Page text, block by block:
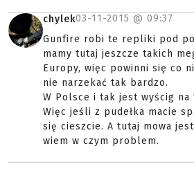
chylek03-11-2015 @ 09:37
Gunfire robi te repliki pod
mamy tutaj jeszcze takich
Europy, więc powinni się co
nie narzekać tak bardzo.
W Polsce i tak jest wyścig na
Więc jeśli z pudełka macie
się cieszcie. A tutaj mowa
wiem w czym problem.